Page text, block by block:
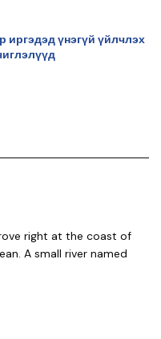
иргэдэд үнэгүй үйлчлэх
right at the coast of
A small river named